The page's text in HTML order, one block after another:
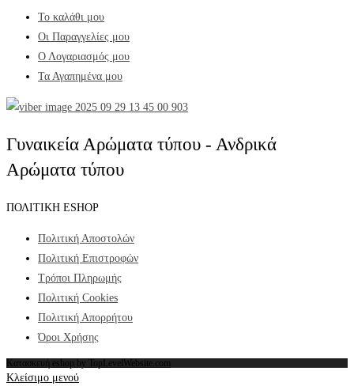
Το καλάθι μου
Οι Παραγγελίες μου
Ο Λογαριασμός μου
Τα Αγαπημένα μου
Γυναικεία Αρώματα τύπου - Ανδρικά
Αρώματα τύπου
ΠΟΛΙΤΙΚΗ ESHOP
Πολιτική Αποστολών
Πολιτική Επιστροφών
Τρόποι Πληρωμής
Πολιτική Cookies
Πολιτική Απορρήτου
Όροι Χρήσης
Κατασκευή eshop by TopLevelWebsite.com
Κλείσιμο μενού